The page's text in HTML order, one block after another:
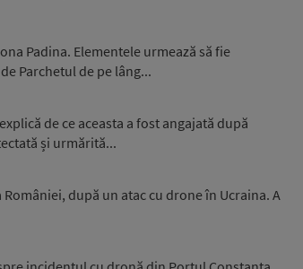
Padina. Elementele urmează să fie
Parchetul de pe lâng...
de ce aceasta a fost angajată după
și urmărită...
după un atac cu drone în Ucraina. A